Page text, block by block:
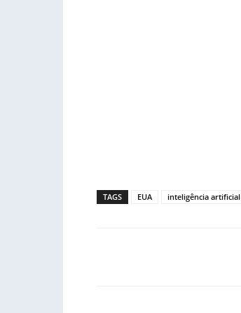
TAGS EUA inteligência artificial